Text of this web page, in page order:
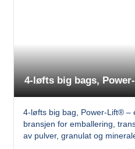
4-løfts big bags,
4-løfts big bag, Power-Lift® –
bransjen for emballering,
av pulver, granulat og